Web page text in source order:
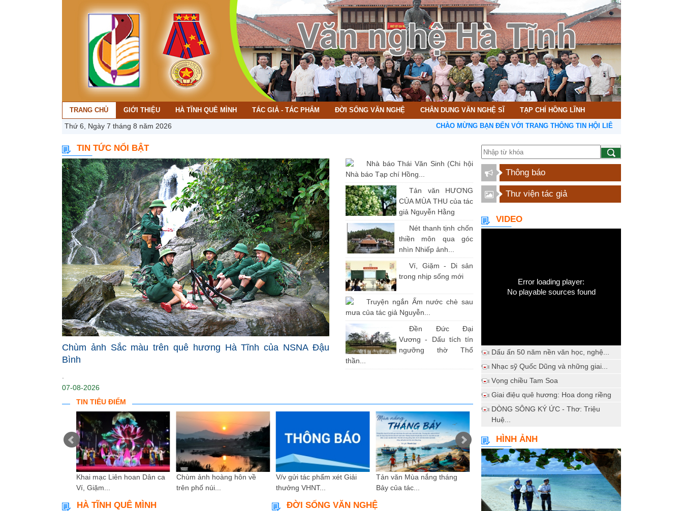
TRANG CHỦ GIỚI THIỆU HÀ TĨNH QUÊ MÌNH TÁC GIẢ - TÁC PHẨM ĐỜI SỐNG VĂN NGHỆ CHÂN DUNG VĂN NGHỆ SĨ TẠP CHÍ HỒNG LĨNH
Thứ 6, Ngày 7 tháng 8 năm 2026 CHÀO MỪNG BẠN ĐẾN VỚI TRANG THÔNG TIN HỘI LIÊN HIỆP VĂN HỌC NGHỆ
TIN TỨC NỔI BẬT
Chùm ảnh Sắc màu trên quê hương Hà Tĩnh của NSNA Đậu
Bình
.
07-08-2026
Nhà báo Thái Văn Sinh (Chi hội
Nhà báo Tạp chí Hồng...
Tản văn HƯƠNG
CỦA MÙA THU của tác
giả Nguyễn Hằng
Nét thanh tịnh chốn
thiền môn qua góc
nhìn Nhiếp ảnh...
Ví, Giặm - Di sản
trong nhịp sống mới
Truyện ngắn Ấm nước chè sau
mưa của tác giả Nguyễn...
Đền Đức Đại
Vương - Dấu tích tín
ngưỡng thờ Thổ
thần...
TIN TIÊU ĐIỂM
Khai mạc Liên hoan Dân ca
Ví, Giặm...
Chùm ảnh hoàng hôn về
trên phố núi...
V/v gửi tác phẩm xét Giải
thưởng VHNT...
Tản văn Mùa nắng tháng
Bảy của tác...
Chùm ảnh “Kéo lưới rùng”
của NSNA...
ĐỒNG ĐỘI ƠI, CÁC ANH ĐÃ
TRỞ VỀ!
HÀ TĨNH QUÊ MÌNH ĐỜI SỐNG VĂN NGHỆ
Thông báo
Thư viện tác giả
VIDEO
Error loading player:
No playable sources found
Dấu ấn 50 năm nền văn học, nghệ...
Nhạc sỹ Quốc Dũng và những giai...
Vọng chiều Tam Soa
Giai điệu quê hương: Hoa dong riềng
DÒNG SÔNG KÝ ỨC - Thơ: Triệu
Huệ...
HÌNH ẢNH